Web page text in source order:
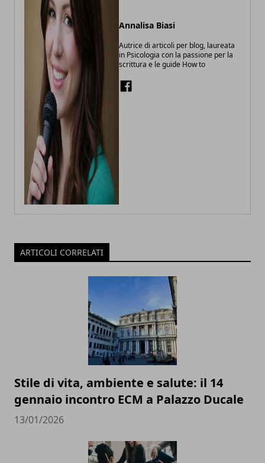
Annalisa Biasi
Autrice di articoli per blog, laureata
in Psicologia con la passione per la
scrittura e le guide How to
ARTICOLI CORRELATI
Stile di vita, ambiente e salute: il 14
gennaio incontro ECM a Palazzo Ducale
13/01/2026